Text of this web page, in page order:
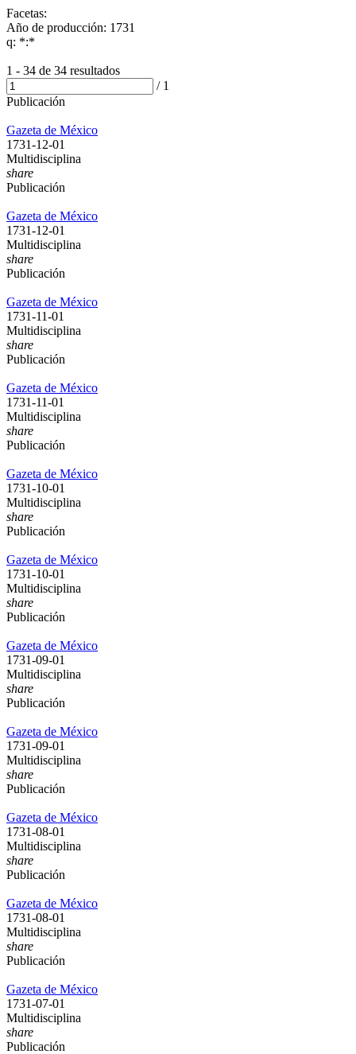
Facetas:
Año de producción: 1731
q: *:*
1 - 34 de 34 resultados
/ 1
Publicación
Gazeta de México
1731-12-01
Multidisciplina
share
Publicación
Gazeta de México
1731-12-01
Multidisciplina
share
Publicación
Gazeta de México
1731-11-01
Multidisciplina
share
Publicación
Gazeta de México
1731-11-01
Multidisciplina
share
Publicación
Gazeta de México
1731-10-01
Multidisciplina
share
Publicación
Gazeta de México
1731-10-01
Multidisciplina
share
Publicación
Gazeta de México
1731-09-01
Multidisciplina
share
Publicación
Gazeta de México
1731-09-01
Multidisciplina
share
Publicación
Gazeta de México
1731-08-01
Multidisciplina
share
Publicación
Gazeta de México
1731-08-01
Multidisciplina
share
Publicación
Gazeta de México
1731-07-01
Multidisciplina
share
Publicación